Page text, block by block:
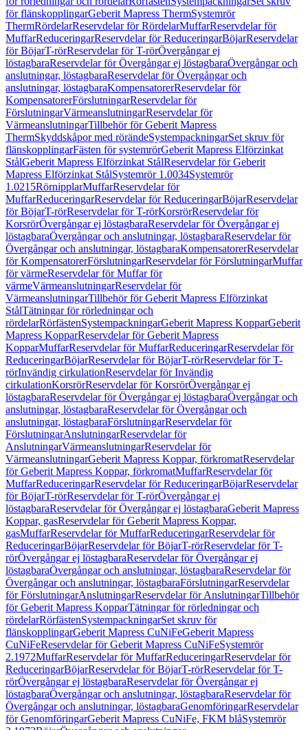
för flänskopplingarGeberit Mapress ThermSystemrör
ThermRördelarReservdelar för RördelarMuffarReservdelar för
MuffarReduceringarReservdelar för ReduceringarBöjarReservdelar
för BöjarT-rörReservdelar för T-rörÖvergångar ej
löstagbaraReservdelar för Övergångar ej löstagbaraÖvergångar och
anslutningar, löstagbaraReservdelar för Övergångar och
anslutningar, löstagbaraKompensatorerReservdelar för
KompensatorerFörslutningarReservdelar för
FörslutningarVärmeanslutningarReservdelar för
VärmeanslutningarTillbehör för Geberit Mapress
ThermSkyddskåpor med rörändeSystempackningarSet skruv för
flänskopplingarFästen för systemrörGeberit Mapress Elförzinkat
StålGeberit Mapress Elförzinkat StålReservdelar för Geberit
Mapress Elförzinkat StålSystemrör 1.0034Systemrör
1.0215RörnipplarMuffarReservdelar för
MuffarReduceringarReservdelar för ReduceringarBöjarReservdelar
för BöjarT-rörReservdelar för T-rörKorsrörReservdelar för
KorsrörÖvergångar ej löstagbaraReservdelar för Övergångar ej
löstagbaraÖvergångar och anslutningar, löstagbaraReservdelar för
Övergångar och anslutningar, löstagbaraKompensatorerReservdelar
för KompensatorerFörslutningarReservdelar för FörslutningarMuffar
för värmeReservdelar för Muffar för
värmeVärmeanslutningarReservdelar för
VärmeanslutningarTillbehör för Geberit Mapress Elförzinkat
StålTätningar för rörledningar och
rördelarRörfästenSystempackningarGeberit Mapress KopparGeberit
Mapress KopparReservdelar för Geberit Mapress
KopparMuffarReservdelar för MuffarReduceringarReservdelar för
ReduceringarBöjarReservdelar för BöjarT-rörReservdelar för T-
rörInvändig cirkulationReservdelar för Invändig
cirkulationKorsrörReservdelar för KorsrörÖvergångar ej
löstagbaraReservdelar för Övergångar ej löstagbaraÖvergångar och
anslutningar, löstagbaraReservdelar för Övergångar och
anslutningar, löstagbaraFörslutningarReservdelar för
FörslutningarAnslutningarReservdelar för
AnslutningarVärmeanslutningarReservdelar för
VärmeanslutningarGeberit Mapress Koppar, förkromatReservdelar
för Geberit Mapress Koppar, förkromatMuffarReservdelar för
MuffarReduceringarReservdelar för ReduceringarBöjarReservdelar
för BöjarT-rörReservdelar för T-rörÖvergångar ej
löstagbaraReservdelar för Övergångar ej löstagbaraGeberit Mapress
Koppar, gasReservdelar för Geberit Mapress Koppar,
gasMuffarReservdelar för MuffarReduceringarReservdelar för
ReduceringarBöjarReservdelar för BöjarT-rörReservdelar för T-
rörÖvergångar ej löstagbaraReservdelar för Övergångar ej
löstagbaraÖvergångar och anslutningar, löstagbaraReservdelar för
Övergångar och anslutningar, löstagbaraFörslutningarReservdelar
för FörslutningarAnslutningarReservdelar för AnslutningarTillbehör
för Geberit Mapress KopparTätningar för rörledningar och
rördelarRörfästenSystempackningarSet skruv för
flänskopplingarGeberit Mapress CuNiFeGeberit Mapress
CuNiFeReservdelar för Geberit Mapress CuNiFeSystemrör
2.1972MuffarReservdelar för MuffarReduceringarReservdelar för
ReduceringarBöjarReservdelar för BöjarT-rörReservdelar för T-
rörÖvergångar ej löstagbaraReservdelar för Övergångar ej
löstagbaraÖvergångar och anslutningar, löstagbaraReservdelar för
Övergångar och anslutningar, löstagbaraGenomföringarReservdelar
för GenomföringarGeberit Mapress CuNiFe, FKM blåSystemrör